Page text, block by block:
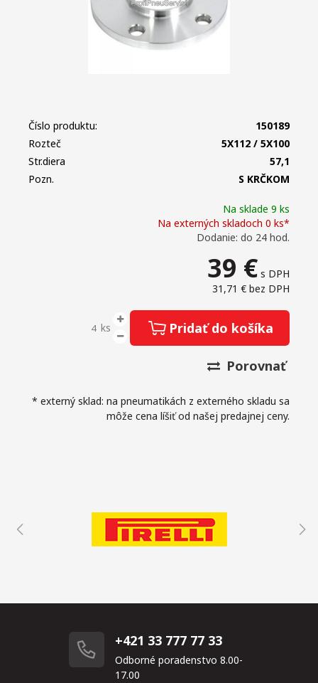
Na sklade 9 ks
Na externých skladoch 0 ks*
Dodanie: do 24 hod.
39 € s DPH
31,71 € bez DPH
ks Pridať do košíka
Porovnať
* externý sklad: na pneumatikách z externého skladu sa
môže cena líšiť od našej predajnej ceny.
Číslo produktu:
150189
Rozteč
5X112 / 5X100
Str.diera
57,1
Pozn.
S KRČKOM
+421 33 777 77 33
Odborné poradenstvo 8.00-
17.00